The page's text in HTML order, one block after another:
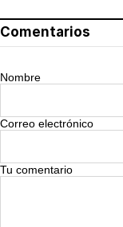
Comentarios
Nombre
Correo electrónico
Tu comentario